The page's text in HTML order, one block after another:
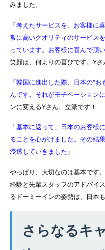
みました。
「考えたサービスを、お客様に
常に高いクオリティのサービス
っています。お客様に喜んで頂
笑顔は、何よりの喜びです。Yさ
「韓国に進出した際、日本の“
んです。それがモチベーション
ンに変えるYさん、立派です！
「基本に返って、日本のお客様
ることを心がけました。その結
浸透していきました」
やっぱり、大切なのは基本です
経験と先輩スタッフのアドバイ
るドーミーインの姿勢は、日本
さらなるキ